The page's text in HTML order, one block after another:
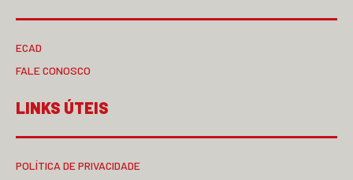
ECAD
FALE CONOSCO
LINKS ÚTEIS
POLÍTICA DE PRIVACIDADE